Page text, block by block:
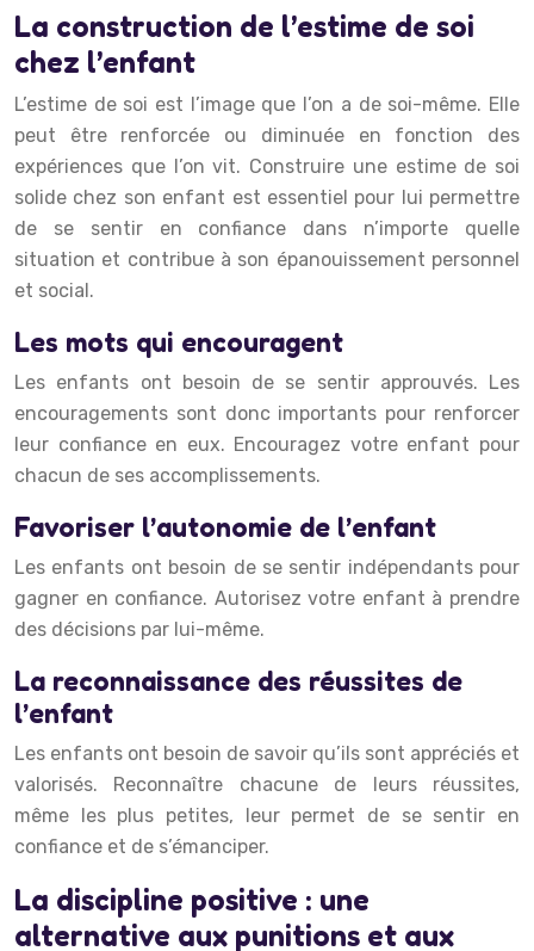
La construction de l’estime de soi
chez l’enfant
L’estime de soi est l’image que l’on a de soi-même. Elle
peut être renforcée ou diminuée en fonction des
expériences que l’on vit. Construire une estime de soi
solide chez son enfant est essentiel pour lui permettre
de se sentir en confiance dans n’importe quelle
situation et contribue à son épanouissement personnel
et social.
Les mots qui encouragent
Les enfants ont besoin de se sentir approuvés. Les
encouragements sont donc importants pour renforcer
leur confiance en eux. Encouragez votre enfant pour
chacun de ses accomplissements.
Favoriser l’autonomie de l’enfant
Les enfants ont besoin de se sentir indépendants pour
gagner en confiance. Autorisez votre enfant à prendre
des décisions par lui-même.
La reconnaissance des réussites de
l’enfant
Les enfants ont besoin de savoir qu’ils sont appréciés et
valorisés. Reconnaître chacune de leurs réussites,
même les plus petites, leur permet de se sentir en
confiance et de s’émanciper.
La discipline positive : une
alternative aux punitions et aux